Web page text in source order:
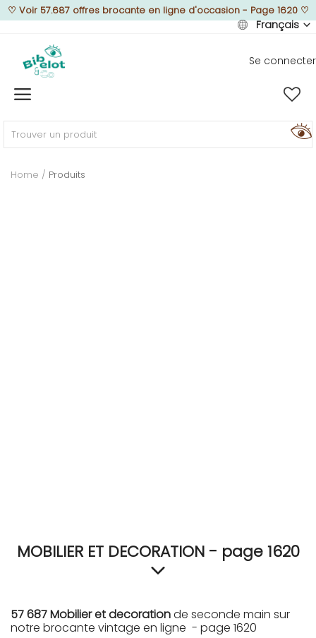
♡ Voir 57.687 offres brocante en ligne d'occasion - Page 1620♡
Français
Se connecter
Home
MEUBLEZ
Home Produits
MOBILIER ET DECORATION - page 1620
57 687 Mobilier et decorationde seconde main sur
notre brocante vintage en ligne - page 1620